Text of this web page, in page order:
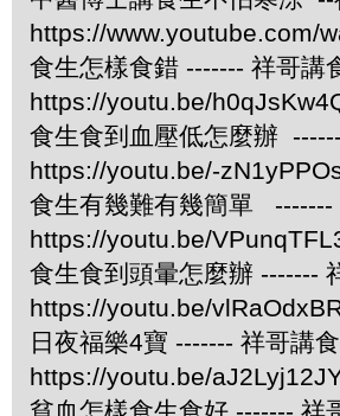
https://www.youtube.com/
食生怎樣食錯 ------- 祥哥講
https://youtu.be/
食生食到血壓低怎麼辦
https://youtu.be/-
食生有幾難有幾簡單 -------
https://youtu.be/
食生食到頭暈怎麼辦 -------
https://youtu.be/
日夜福樂4寶 ------- 祥哥講
https://youtu.be/